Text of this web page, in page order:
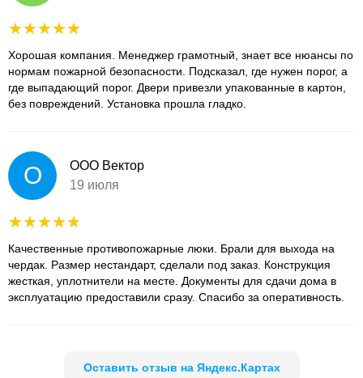
Хорошая компания. Менеджер грамотный, знает все нюансы по
нормам пожарной безопасности. Подсказал, где нужен порог, а
где выпадающий порог. Двери привезли упакованные в картон,
без повреждений. Установка прошла гладко.
О
ООО Вектор
19 июля
Качественные противопожарные люки. Брали для выхода на
чердак. Размер нестандарт, сделали под заказ. Конструкция
жесткая, уплотнители на месте. Документы для сдачи дома в
эксплуатацию предоставили сразу. Спасибо за оперативность.
Оставить отзыв на Яндекс.Картах